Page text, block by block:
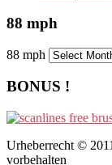
88 mph
88 mph
BONUS !
Urheberrecht ©
vorbehalten